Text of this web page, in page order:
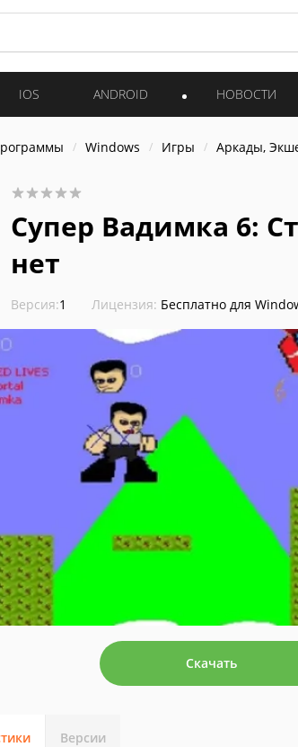
IOS ANDROID НОВОСТИ
Windows Игры Аркады,
Супер Вадимка 6:
нет
Версия:1 Лицензия: Бесплатно для
Скачать
Версии